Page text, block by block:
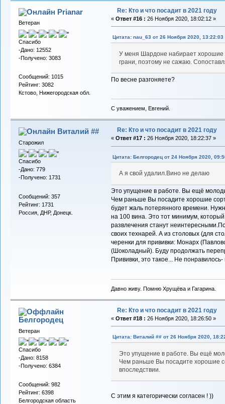
Prianar
Ветеран
Спасибо
-Дано: 12552
-Получено: 3083
Сообщений: 1015
Рейтинг: 3082
Кстово, Нижегородская обл.
Re: Кто и что посадит в 2021 году
« Ответ #16 : 26 Ноября 2020, 18:02:12 »
Цитата: nau_63 от 26 Ноября 2020, 13:22:03
У меня Шардоне набирает хорошие
грани, поэтому не сажаю.
По весне разгоняете?
С уважением, Евгений.
Виталий ##
Старожил
Спасибо
-Дано: 779
-Получено: 1731
Сообщений: 357
Рейтинг: 1731
Россия, ДНР, Донецк.
Re: Кто и что посадит в 2021 году
« Ответ #17 : 26 Ноября 2020, 18:22:37 »
Цитата: Белгородец от 24 Ноября 2020,
А я свой удалил.Вино не делаю
Это упущение в работе. Вы ещё
Чем раньше Вы посадите хорошие
будет жаль потерянного времени.
на 100 вина. Это тот минимум,
развлечения станут
своих технарей. А из столовых (для
черенки для прививки: Монарх
(Шоколадный). Буду продолжать
Прививки, это такое... Не
Давно живу. Помню Хрущёва и Гагарина.
Белгородец
Ветеран
Спасибо
-Дано: 8158
-Получено: 6384
Сообщений: 982
Рейтинг: 6398
Белгородская область
Re: Кто и что посадит в 2021 году
« Ответ #18 : 26 Ноября 2020, 18:26:50 »
Цитата: Виталий ## от 26 Ноября 2020,
Это упущение в работе. Вы ещё
Чем раньше Вы посадите хорошие
впоследствии.
С этим я категорически согласен ! ))